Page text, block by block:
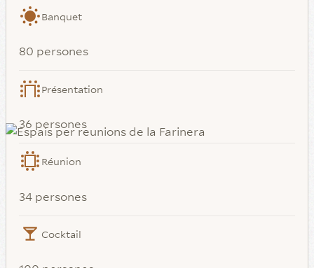
Banquet
80 persones
Présentation
36 persones
Réunion
34 persones
Cocktail